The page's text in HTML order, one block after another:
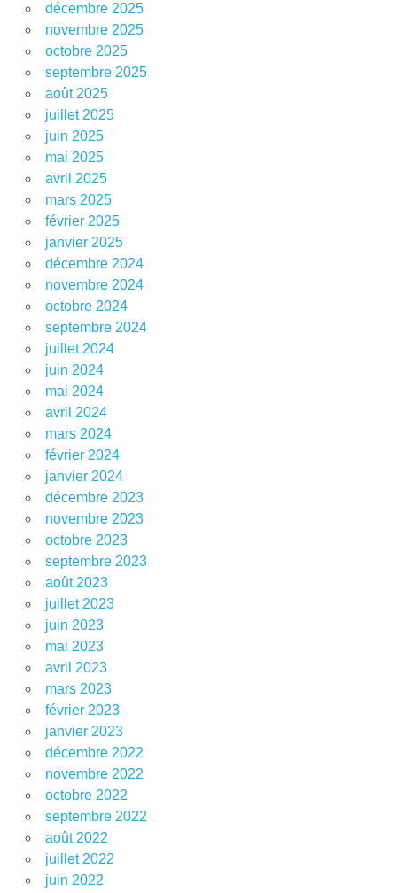
décembre 2025
novembre 2025
octobre 2025
septembre 2025
août 2025
juillet 2025
juin 2025
mai 2025
avril 2025
mars 2025
février 2025
janvier 2025
décembre 2024
novembre 2024
octobre 2024
septembre 2024
juillet 2024
juin 2024
mai 2024
avril 2024
mars 2024
février 2024
janvier 2024
décembre 2023
novembre 2023
octobre 2023
septembre 2023
août 2023
juillet 2023
juin 2023
mai 2023
avril 2023
mars 2023
février 2023
janvier 2023
décembre 2022
novembre 2022
octobre 2022
septembre 2022
août 2022
juillet 2022
juin 2022